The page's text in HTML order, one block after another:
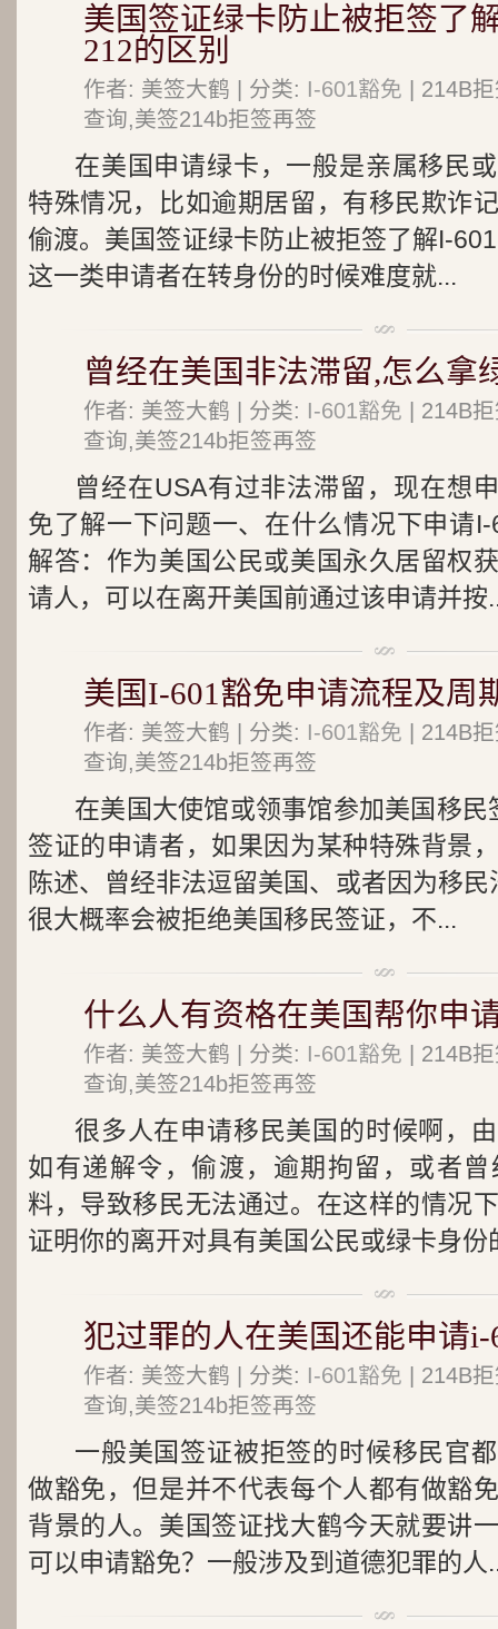
美国签证绿卡防止被拒签了
212的区别
作者: 美签大鹤 | 分类: I-601豁免 | 214B
查询,美签214b拒签再签
在美国申请绿卡，一般是亲属移民
特殊情况，比如逾期居留，有移民欺诈
偷渡。美国签证绿卡防止被拒签了解I-
这一类申请者在转身份的时候难度就...
曾经在美国非法滞留,怎么拿
作者: 美签大鹤 | 分类: I-601豁免 | 214B
查询,美签214b拒签再签
曾经在USA有过非法滞留，现在想
免了解一下问题一、在什么情况下申请
解答：作为美国公民或美国永久居留权
请人，可以在离开美国前通过该申请并按
美国I-601豁免申请流程及周
作者: 美签大鹤 | 分类: I-601豁免 | 214B
查询,美签214b拒签再签
在美国大使馆或领事馆参加美国移
签证的申请者，如果因为某种特殊背景
陈述、曾经非法逗留美国、或者因为移
很大概率会被拒绝美国移民签证，不...
什么人有资格在美国帮你申
作者: 美签大鹤 | 分类: I-601豁免 | 214B
查询,美签214b拒签再签
很多人在申请移民美国的时候啊，
如有递解令，偷渡，逾期拘留，或者
料，导致移民无法通过。在这样的情况
证明你的离开对具有美国公民或绿卡身份
犯过罪的人在美国还能申请i-
作者: 美签大鹤 | 分类: I-601豁免 | 214B
查询,美签214b拒签再签
一般美国签证被拒签的时候移民官
做豁免，但是并不代表每个人都有做豁
背景的人。美国签证找大鹤今天就要讲
可以申请豁免？一般涉及到道德犯罪的人